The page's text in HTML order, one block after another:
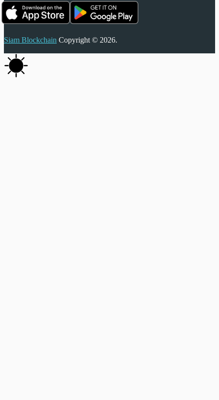
Siam Blockchain Copyright © 2026.